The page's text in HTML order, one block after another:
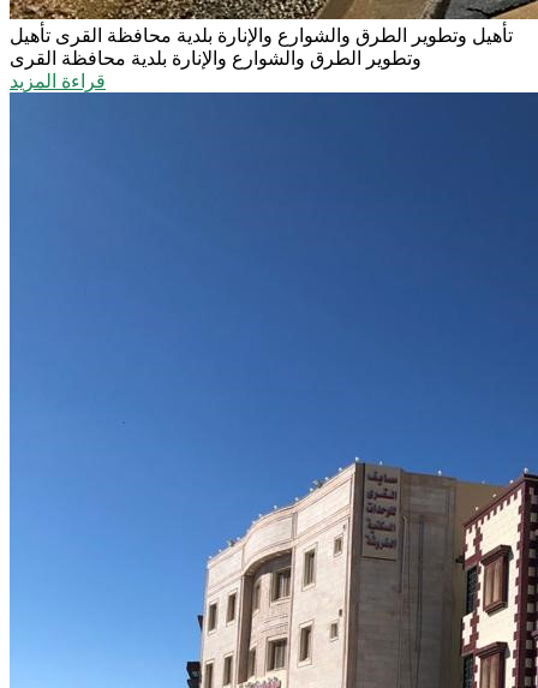
تأهيل وتطوير الطرق والشوارع والإنارة بلدية محافظة القرى تأهيل
وتطوير الطرق والشوارع والإنارة بلدية محافظة القرى
قراءة المزيد